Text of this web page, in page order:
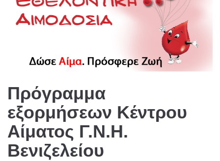
Πρόγραμμα
εξορμήσεων Κέντρου
Αίματος Γ.Ν.Η.
Βενιζελείου